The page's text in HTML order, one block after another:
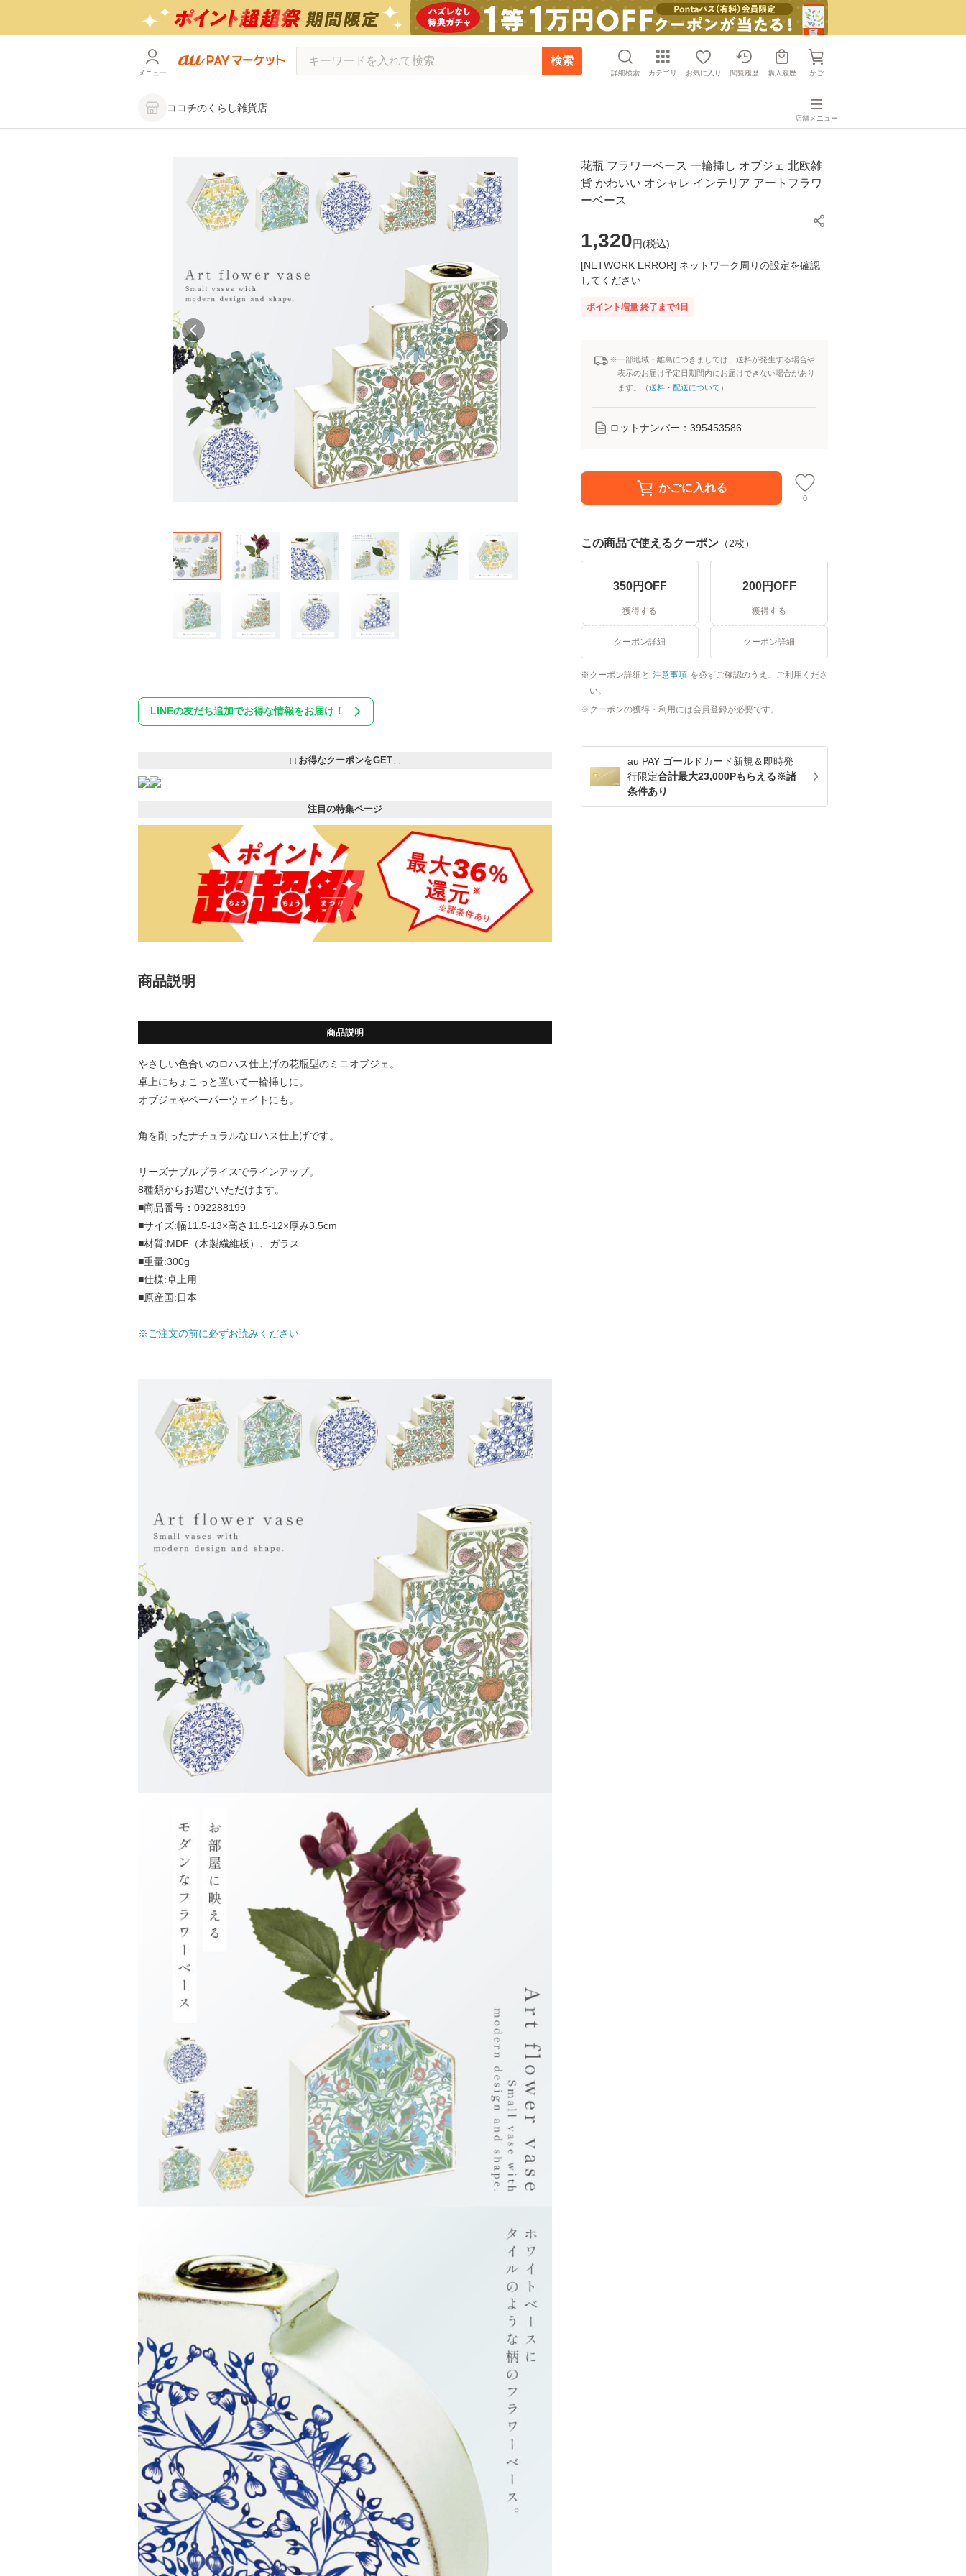
メニュー
検索
詳細検索 カテゴリ お気に入り 閲覧履歴 購入履歴 かご
ココチのくらし雑貨店
店舗メニュー
花瓶 フラワーベース 一輪挿し オブジェ 北欧雑
貨 かわいい オシャレ インテリア アートフラワ
ーベース
1,320円(税込)
[NETWORK ERROR] ネットワーク周りの設定を確認
してください
ポイント増量 終了まで4 日
※一部地域・離島につきましては、送料が発生する場合や
表示のお届け予定日期間内にお届けできない場合があり
ます。（送料・配送について ）
ロットナンバー： 395453586
かごに入れる
0
この商品で使えるクーポン （2枚）
350円OFF
獲得する
クーポン詳細
200円OFF
獲得する
クーポン詳細
クーポン詳細と 注意事項 を必ずご確認のうえ、ご利用くださ
い。
クーポンの獲得・利用には会員登録が必要です。
au PAY ゴールドカード新規＆即時発
行限定合計最大23,000Pもらえる※諸
条件あり
LINEの友だち追加でお得な情報をお届け！
↓↓お得なクーポンをGET↓↓
注目の特集ページ
商品説明
商品説明
やさしい色合いのロハス仕上げの花瓶型のミニオブジェ。
卓上にちょこっと置いて一輪挿しに。
オブジェやペーパーウェイトにも。
角を削ったナチュラルなロハス仕上げです。
リーズナブルプライスでラインアップ。
8種類からお選びいただけます。
■商品番号：092288199
■サイズ:幅11.5-13×高さ11.5-12×厚み3.5cm
■材質:MDF（木製繊維板）、ガラス
■重量:300g
■仕様:卓上用
■原産国:日本
※ご注文の前に必ずお読みください